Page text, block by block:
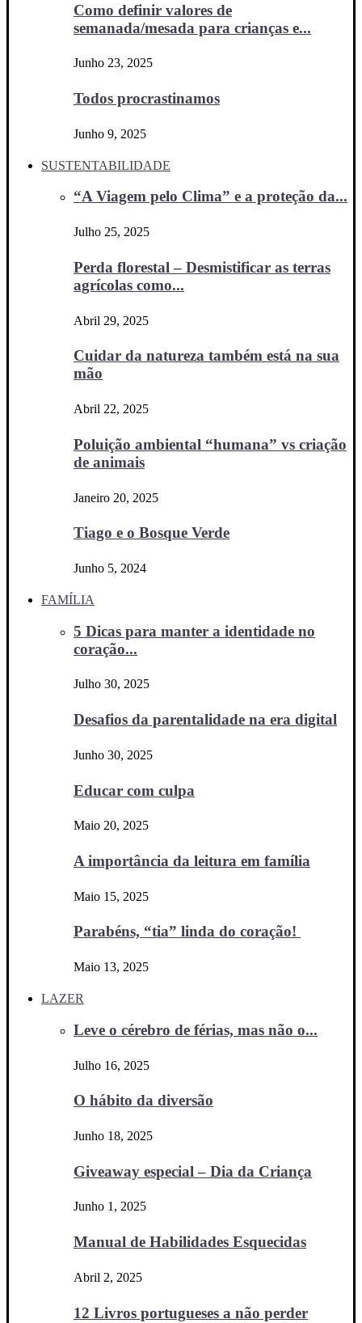
Como definir valores de
semanada/mesada para crianças e...
Junho 23, 2025
Todos procrastinamos
Junho 9, 2025
SUSTENTABILIDADE
“A Viagem pelo Clima” e a proteção da...
Julho 25, 2025
Perda florestal – Desmistificar as terras
agrícolas como...
Abril 29, 2025
Cuidar da natureza também está na sua
mão
Abril 22, 2025
Poluição ambiental “humana” vs criação
de animais
Janeiro 20, 2025
Tiago e o Bosque Verde
Junho 5, 2024
FAMÍLIA
5 Dicas para manter a identidade no
coração...
Julho 30, 2025
Desafios da parentalidade na era digital
Junho 30, 2025
Educar com culpa
Maio 20, 2025
A importância da leitura em família
Maio 15, 2025
Parabéns, “tia” linda do coração!
Maio 13, 2025
LAZER
Leve o cérebro de férias, mas não o...
Julho 16, 2025
O hábito da diversão
Junho 18, 2025
Giveaway especial – Dia da Criança
Junho 1, 2025
Manual de Habilidades Esquecidas
Abril 2, 2025
12 Livros portugueses a não perder